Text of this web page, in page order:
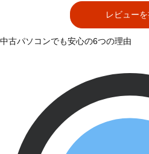
レビューを
中古パソコンでも安心の6つの理由